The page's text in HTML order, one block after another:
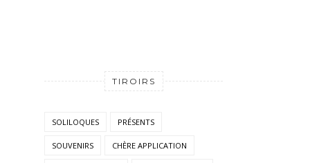
TIROIRS
SOLILOQUES PRÉSENTS
SOUVENIRS CHÈRE APPLICATION